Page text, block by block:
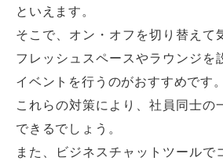
といえます。
そこで、オン・オフを切り替えて
フレッシュスペースやラウンジを
イベントを行うのがおすすめです。
これらの対策により、社員同士の
できるでしょう。
また、ビジネスチャットツールで